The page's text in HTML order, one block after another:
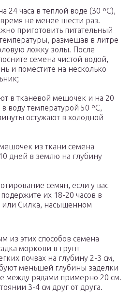
24 часа в теплой воде (30 ºC),
не менее шести раз.
приготовить питательный
размешав в литре
ложку золы. После
семена чистой водой,
и поместите на несколько
в тканевой мешочек и на 20
воду температурой 50 ºC,
остужают в холодной
из ткани семена
дней в землю на глубину
семян, если у вас
их 18-20 часов в
или Силка, насыщенном
из этих способов семена
моркови в грунт
почвах на глубину 2-3 см,
меньшей глубины заделки
между рядами примерно 20 см.
3-4 см друг от друга.